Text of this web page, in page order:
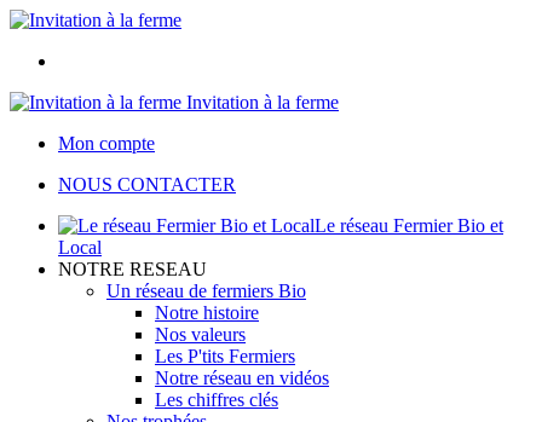
Invitation à la ferme
Mon compte
NOUS CONTACTER
Le réseau Fermier Bio et
Local
NOTRE RESEAU
Un réseau de fermiers Bio
Notre histoire
Nos valeurs
Les P'tits Fermiers
Notre réseau en vidéos
Les chiffres clés